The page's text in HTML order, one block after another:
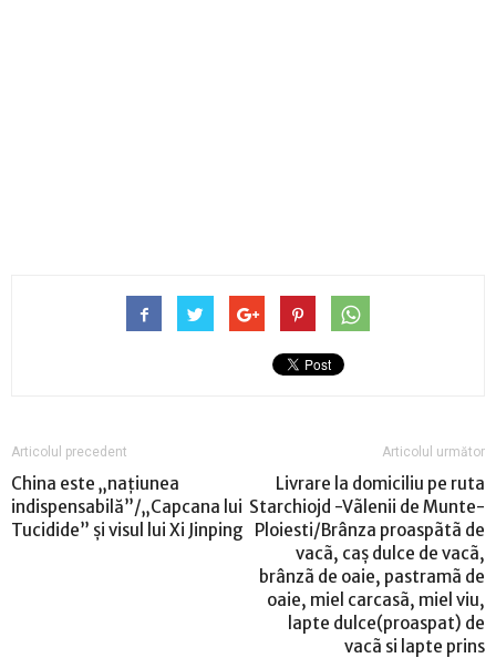
Articolul precedent
China este „naţiunea
indispensabilă”/„Capcana lui
Tucidide” şi visul lui Xi Jinping
Articolul următor
Livrare la domiciliu pe ruta
Starchiojd -Vãlenii de Munte-
Ploiesti/Brânza proaspãtã de
vacã, caş dulce de vacã,
brânzã de oaie, pastramã de
oaie, miel carcasã, miel viu,
lapte dulce(proaspat) de
vacã si lapte prins